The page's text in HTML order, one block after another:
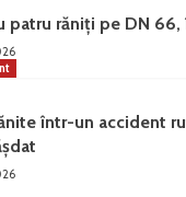
patru răniți pe DN 66,
într-un accident